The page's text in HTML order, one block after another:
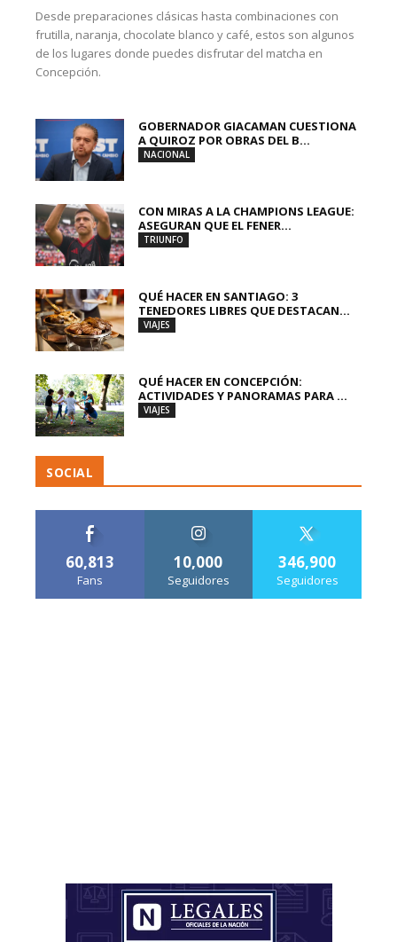
Desde preparaciones clásicas hasta combinaciones con
frutilla, naranja, chocolate blanco y café, estos son algunos
de los lugares donde puedes disfrutar del matcha en
Concepción.
GOBERNADOR GIACAMAN CUESTIONA
A QUIROZ POR OBRAS DEL B...
NACIONAL
CON MIRAS A LA CHAMPIONS LEAGUE:
ASEGURAN QUE EL FENER...
TRIUNFO
QUÉ HACER EN SANTIAGO: 3
TENEDORES LIBRES QUE DESTACAN...
VIAJES
QUÉ HACER EN CONCEPCIÓN:
ACTIVIDADES Y PANORAMAS PARA ...
VIAJES
SOCIAL
60,813
Fans
10,000
Seguidores
346,900
Seguidores